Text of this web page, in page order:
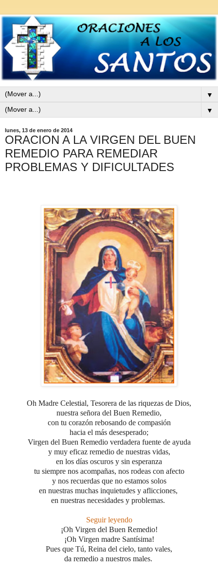
▼
▼
lunes, 13 de enero de 2014
ORACION A LA VIRGEN DEL BUEN
REMEDIO PARA REMEDIAR
PROBLEMAS Y DIFICULTADES
Oh Madre Celestial, Tesorera de las riquezas de Dios,
nuestra señora del Buen Remedio,
con tu corazón rebosando de compasión
hacia el más desesperado;
Virgen del Buen Remedio verdadera fuente de ayuda
y muy eficaz remedio de nuestras vidas,
en los días oscuros y sin esperanza
tu siempre nos acompañas, nos rodeas con afecto
y nos recuerdas que no estamos solos
en nuestras muchas inquietudes y aflicciones,
en nuestras necesidades y problemas.
Seguir leyendo
¡Oh Virgen del Buen Remedio!
¡Oh Virgen madre Santísima!
Pues que Tú, Reina del cielo, tanto vales,
da remedio a nuestros males.